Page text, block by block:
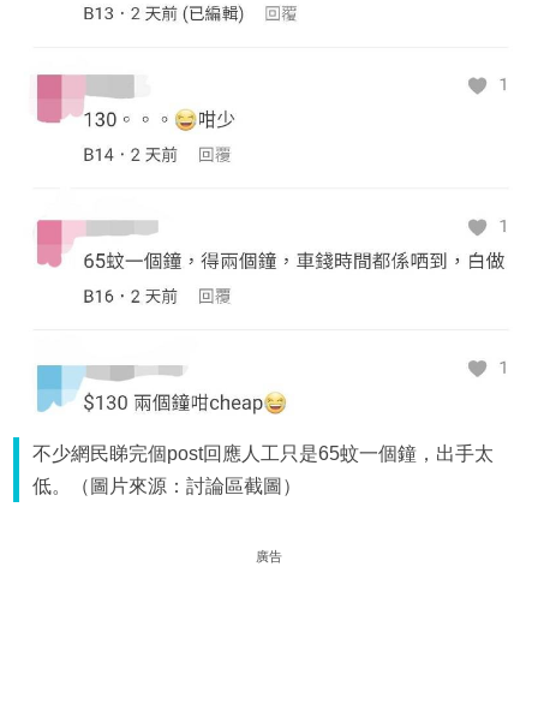
不少網民睇完個post回應人工只是65蚊一個鐘，出手太
低。（圖片來源：討論區截圖）
廣告